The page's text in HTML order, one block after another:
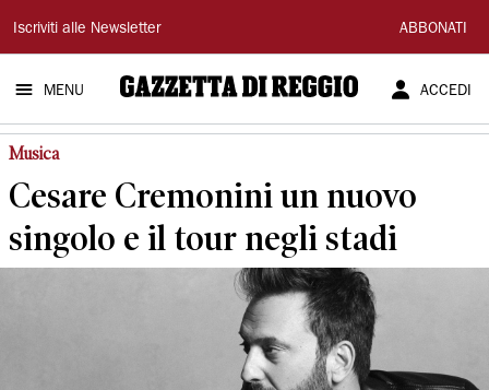
Gazzetta
di
Reggio
Iscriviti alle Newsletter ABBONATI
MENU ACCEDI
Musica
Cesare Cremonini un nuovo
singolo e il tour negli stadi